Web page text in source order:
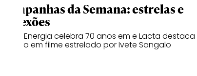
Campanhas da Semana: estrelas e
conexões
Copa Energia celebra 70 anos em e Lacta destaca
o afeto em filme estrelado por Ivete Sangalo